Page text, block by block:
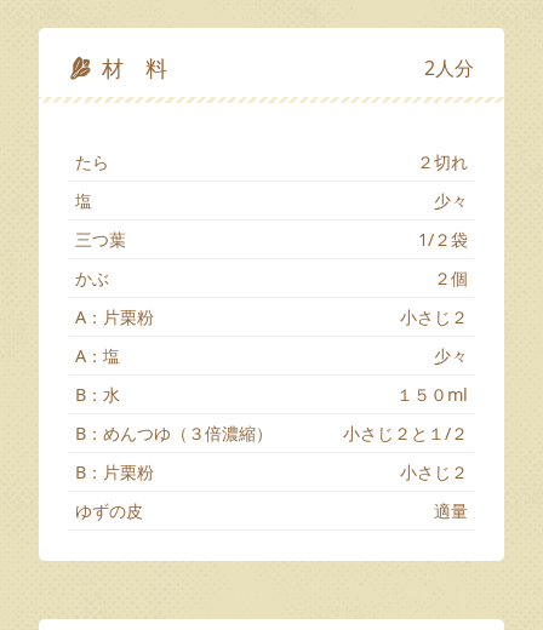
材 料 2人分
たら
２切れ
塩
少々
三つ葉
1/２袋
かぶ
２個
A：片栗粉
小さじ２
A：塩
少々
B：水
１５０ml
B：めんつゆ（３倍濃縮）
小さじ２と１/２
B：片栗粉
小さじ２
ゆずの皮
適量